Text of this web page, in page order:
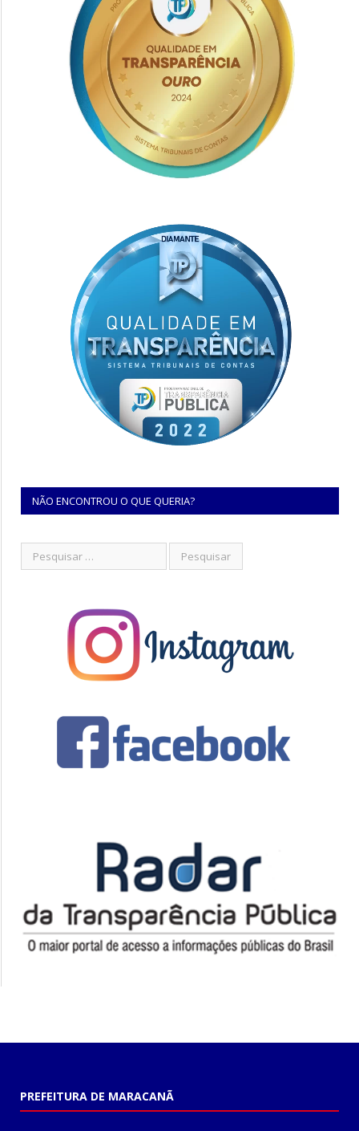
NÃO ENCONTROU O QUE QUERIA?
PREFEITURA DE MARACANÃ